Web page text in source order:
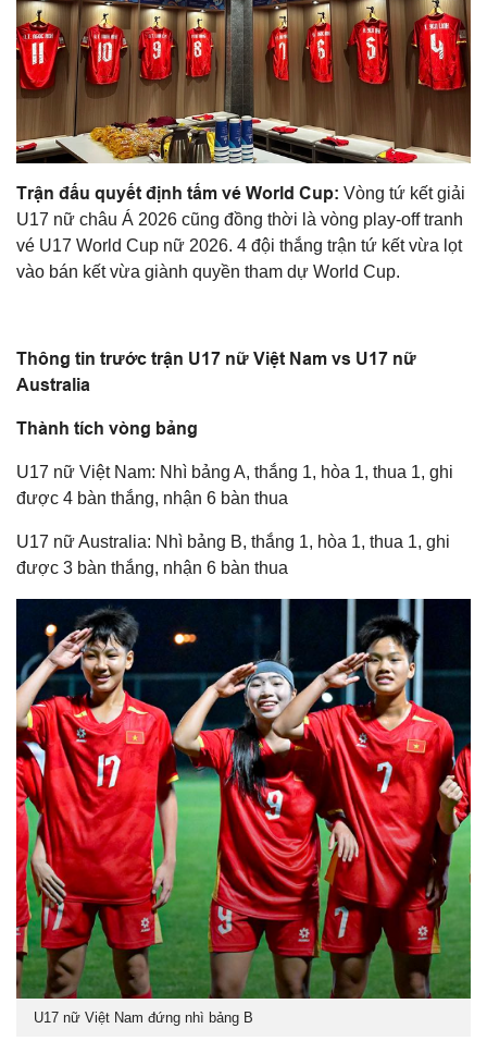
Trận đấu quyết định tấm vé World Cup: Vòng tứ kết giải
U17 nữ châu Á 2026 cũng đồng thời là vòng play-off tranh
vé U17 World Cup nữ 2026. 4 đội thắng trận tứ kết vừa lọt
vào bán kết vừa giành quyền tham dự World Cup.
Thông tin trước trận U17 nữ Việt Nam vs U17 nữ
Australia
Thành tích vòng bảng
U17 nữ Việt Nam: Nhì bảng A, thắng 1, hòa 1, thua 1, ghi
được 4 bàn thắng, nhận 6 bàn thua
U17 nữ Australia: Nhì bảng B, thắng 1, hòa 1, thua 1, ghi
được 3 bàn thắng, nhận 6 bàn thua
U17 nữ Việt Nam đứng nhì bảng B